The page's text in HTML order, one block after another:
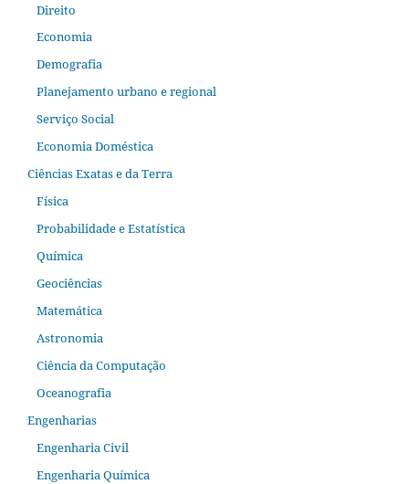
Direito
Economia
Demografia
Planejamento urbano e regional
Serviço Social
Economia Doméstica
Ciências Exatas e da Terra
Física
Probabilidade e Estatística
Química
Geociências
Matemática
Astronomia
Ciência da Computação
Oceanografia
Engenharias
Engenharia Civil
Engenharia Química